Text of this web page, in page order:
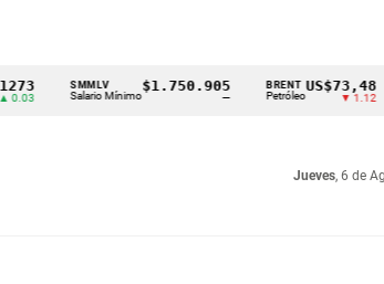
SMMLV
Salario Mínimo
$1.750.905 BRENT
Petróleo
US$73,48
▼ 1.12
Jueves, 6 de